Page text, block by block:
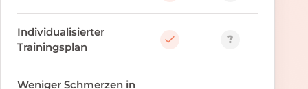
Individualisierter
Trainingsplan
?
Weniger Schmerzen in